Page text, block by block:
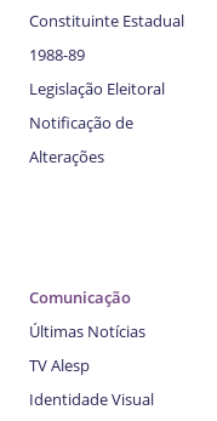
Constituinte Estadual
1988-89
Legislação Eleitoral
Notificação de
Alterações
Comunicação
Últimas Notícias
TV Alesp
Identidade Visual